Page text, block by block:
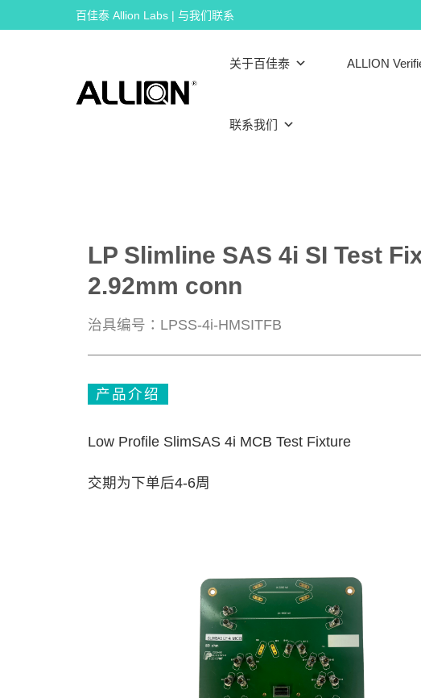
to
百佳泰 Allion Labs | 与我们联系
关于百佳泰 ALLION
联系我们
LP Slimline SAS 4i SI Test
2.92mm conn
治具编号：LPSS-4i-HMSITFB
产品介绍
Low Profile SlimSAS 4i MCB Test Fixture
交期为下单后4-6周